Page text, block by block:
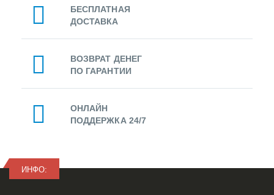
БЕСПЛАТНАЯ
ДОСТАВКА
ВОЗВРАТ ДЕНЕГ
ПО ГАРАНТИИ
ОНЛАЙН
ПОДДЕРЖКА 24/7
ИНФО: